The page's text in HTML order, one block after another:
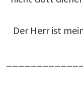
Der Herr ist